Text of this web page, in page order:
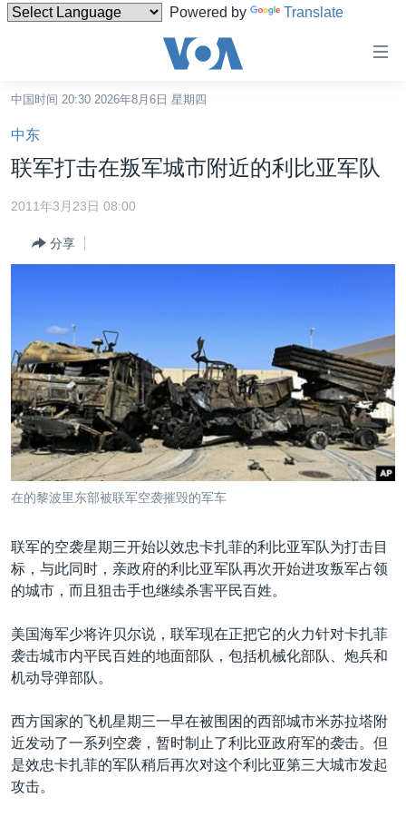
Powered by Translate
碍
链
接
跳
转
容
导
航
跳
转
到
检
索
中国
港澳
印太
中东
欧洲
非洲
美洲
经济·金融·贸易
人权·法律·宗教
科教·文娱·体健
军事
劳工
美中关系
热点专题
白宫要闻
国会报道
美中关系
埃博拉疫情
美国之音专访
台海两岸关系
南中国海争端
关注新疆
GEN Z 看美国
VOA视频
VOA今日焦点
中文广播
其他语言网站
中国时间 20:30 2026年8月6日 星期四
中东
联军打击在叛军城市附近的利比亚军队
2011年3月23日 08:00
分享
在的黎波里东部被联军空袭摧毁的军车
联军的空袭星期三开始以效忠卡扎菲的利比亚军队为打击目
标，与此同时，亲政府的利比亚军队再次开始进攻叛军占领
的城市，而且狙击手也继续杀害平民百姓。
美国海军少将许贝尔说，联军现在正把它的火力针对卡扎菲
袭击城市内平民百姓的地面部队，包括机械化部队、炮兵和
机动导弹部队。
西方国家的飞机星期三一早在被围困的西部城市米苏拉塔附
近发动了一系列空袭，暂时制止了利比亚政府军的袭击。但
是效忠卡扎菲的军队稍后再次对这个利比亚第三大城市发起
攻击。